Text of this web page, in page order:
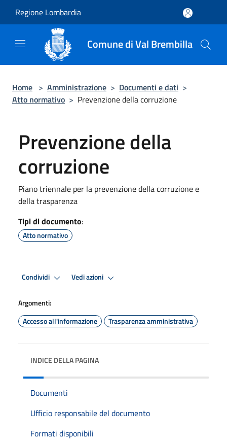
Regione Lombardia
Comune di Val Brembilla
Home > Amministrazione > Documenti e dati >
Atto normativo > Prevenzione della corruzione
Prevenzione della
corruzione
Piano triennale per la prevenzione della corruzione e
della trasparenza
Tipi di documento:
Atto normativo
Condividi Vedi azioni
Argomenti:
Accesso all'informazione
Trasparenza amministrativa
INDICE DELLA PAGINA
Documenti
Ufficio responsabile del documento
Formati disponibili